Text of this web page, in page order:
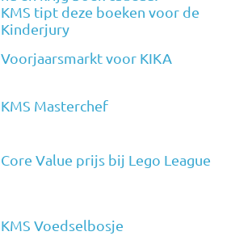
KMS tipt deze boeken voor de
Kinderjury
Voorjaarsmarkt voor KIKA
KMS Masterchef
Core Value prijs bij Lego League
KMS Voedselbosje